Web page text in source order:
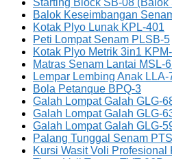
Balok Keseimbangan
Kotak Plyo Lunak KPL-401
Peti Lompat Senam PLSB-5
Kotak Plyo Metrik 3in1
Matras Senam Lantai MSL-
Lempar Lembing Anak LLA-
Bola Petanque BPQ-3
Galah Lompat Galah GLG-
Galah Lompat Galah GLG-
Galah Lompat Galah GLG-
Palang Tunggal Senam
Kursi Wasit Voli Profesional